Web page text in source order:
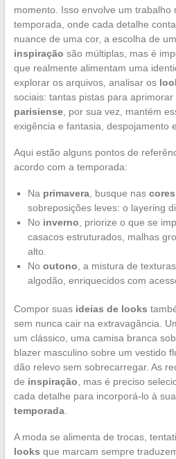
momento. Isso envolve um trabalho
temporada, onde cada detalhe
nuance de uma cor, a escolha de
inspiração são múltiplas, mas é
que realmente alimentam uma
explorar os arquivos, analisar os
sociais: tantas pistas para aprimorar
parisiense, por sua vez, mantém
exigência e fantasia, despojamento
Aqui estão alguns pontos de
acordo com a temporada:
Na primavera, busque nas
sobreposições leves: o layering
No inverno , priorize o que se
casacos estruturados, malhas
alto.
No outono , a mistura de
algodão, enriquecidos com
Compor suas ideias de looks
sem nunca cair na extravagância.
um clássico, uma camisa branca
blazer masculino sobre um vestido
dão relevo sem sobrecarregar. As
de inspiração , mas é preciso
cada detalhe para incorporá-lo à
temporada.
A moda se alimenta de trocas,
looks que marcam sempre